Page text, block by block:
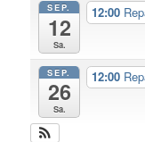
SEP.
12
Sa.
12:00
SEP.
26
Sa.
12:00